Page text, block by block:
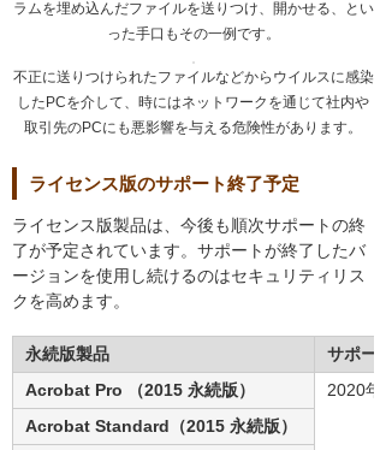
ラムを埋め込んだファイルを送りつけ、開かせる、とい
った手口もその一例です。
不正に送りつけられたファイルなどからウイルスに感染
したPCを介して、時にはネットワークを通じて社内や
取引先のPCにも悪影響を与える危険性があります。
ライセンス版のサポート終了予定
ライセンス版製品は、今後も順次サポートの終
了が予定されています。サポートが終了したバ
ージョンを使用し続けるのはセキュリティリス
クを高めます。
永続版製品
サポー
Acrobat Pro （2015 永続版）
2020年
Acrobat Standard（2015 永続版）